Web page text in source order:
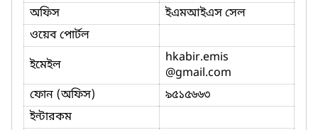
অফিস
ইএমআইএস সেল
ওয়েব পোর্টল
ইমেইল
hkabir.emis
@gmail.com
ফোন (অফিস)
৯৫১৫৬৬৩
ইন্টারকম